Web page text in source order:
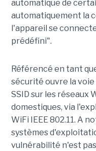
automatique de
automatiquement la
l'appareil se
prédéfini".
Référencé en tant
sécurité ouvre la
SSID sur les réseaux
domestiques, via
WiFi IEEE 802.11. A
systèmes
vulnérabilité n'est